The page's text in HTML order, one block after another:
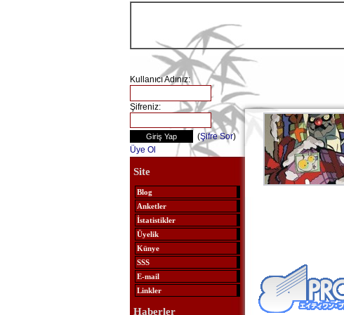
Kullanıcı Adınız:
Şifreniz:
(Şifre Sor)
Üye Ol
Site
Blog
Anketler
İstatistikler
Üyelik
Künye
SSS
E-mail
Linkler
Haberler